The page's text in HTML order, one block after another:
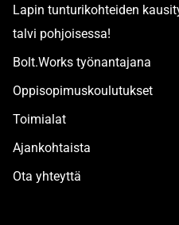
Lapin tunturikohteiden
talvi pohjoisessa!
Bolt.Works työnantajana
Oppisopimuskoulutukset
Toimialat
Ajankohtaista
Ota yhteyttä